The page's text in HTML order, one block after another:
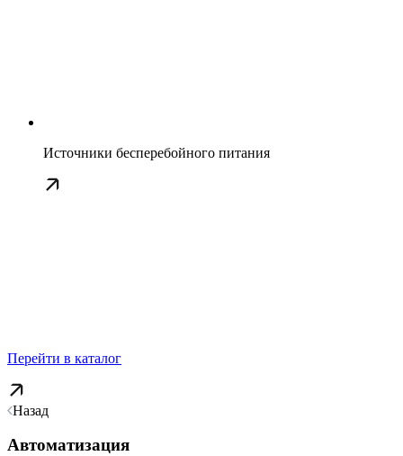
Источники бесперебойного питания
Перейти в каталог
Назад
Автоматизация